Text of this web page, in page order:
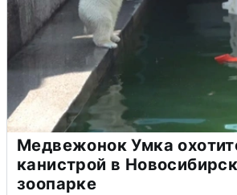
Медвежонок Умка
канистрой в
зоопарке